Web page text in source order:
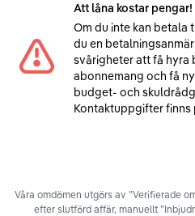
Att låna kostar pengar!
Om du inte kan betala
du en
svårigheter att få hyra
abonnemang och få
budget- och
Kontaktuppgifter finns
Våra omdömen utgörs av ”Verifierade
efter slutförd affär, manuellt